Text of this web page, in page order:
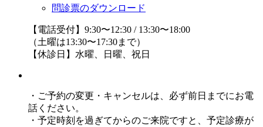
問診票のダウンロード
【電話受付】9:30〜12:30 / 13:30〜18:00
（土曜は13:30〜17:30まで）
【休診日】水曜、日曜、祝日
・ご予約の変更・キャンセルは、必ず前日までにお電
話ください。
・予定時刻を過ぎてからのご来院ですと、予定診療が